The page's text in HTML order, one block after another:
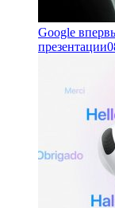
Google
презентации